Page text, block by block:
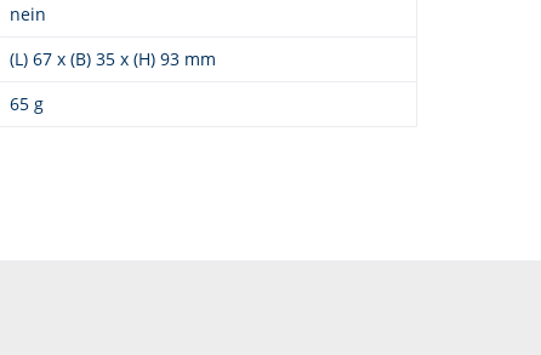
nein
(L) 67 x (B) 35 x (H) 93 mm
65 g